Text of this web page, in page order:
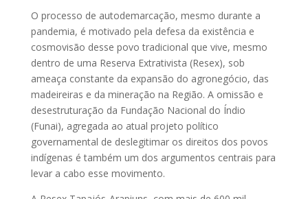
O processo de autodemarcação, mesmo durante a
pandemia, é motivado pela defesa da existência e
cosmovisão desse povo tradicional que vive, mesmo
dentro de uma Reserva Extrativista (Resex), sob
ameaça constante da expansão do agronegócio, das
madeireiras e da mineração na Região. A omissão e
desestruturação da Fundação Nacional do Índio
(Funai), agregada ao atual projeto político
governamental de deslegitimar os direitos dos povos
indígenas é também um dos argumentos centrais para
levar a cabo esse movimento.